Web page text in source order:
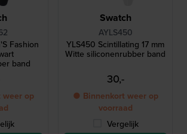
Fashion
band
op
Swatch
AYLS450
YLS450 Scintillating 17 mm
Witte siliconenrubber band
30,-
● Binnenkort weer op
voorraad
Vergelijk